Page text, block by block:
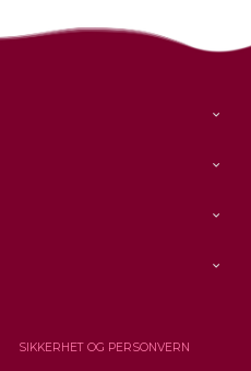
SIKKERHET OG PERSONVERN